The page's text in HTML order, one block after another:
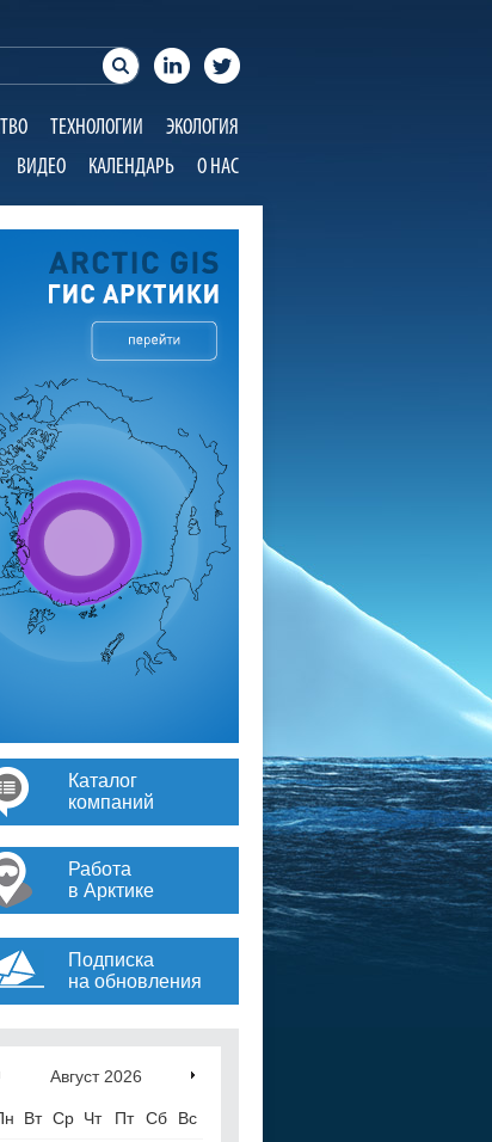
ТЕХНОЛОГИИ
ЭКОЛОГИЯ
ВИДЕО КАЛЕНДАРЬ О НАС
Каталог
компаний
Работа
в Арктике
Подписка
на обновления
Август 2026
Вт Ср Чт Пт Сб
Вс